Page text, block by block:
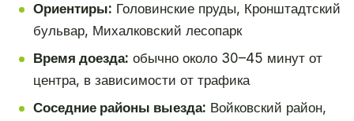
Ориентиры: Головинские пруды, Кронштадтский
бульвар, Михалковский лесопарк
Время доезда: обычно около 30–45 минут от
центра, в зависимости от трафика
Соседние районы выезда: Войковский район,